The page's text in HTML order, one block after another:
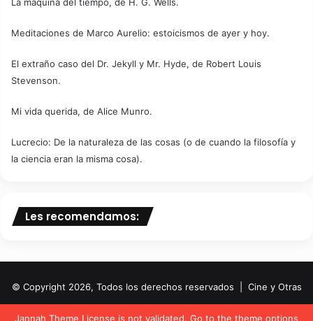
Jannah Theme License is not validated, Go to the theme options
Meditaciones de Marco Aurelio: estoicismos de ayer y hoy.
El extraño caso del Dr. Jekyll y Mr. Hyde, de Robert Louis
Stevenson.
Mi vida querida, de Alice Munro.
Lucrecio: De la naturaleza de las cosas (o de cuando la filosofía y
la ciencia eran la misma cosa).
Les recomendamos:
© Copyright 2026, Todos los derechos reservados | Cine y Otras